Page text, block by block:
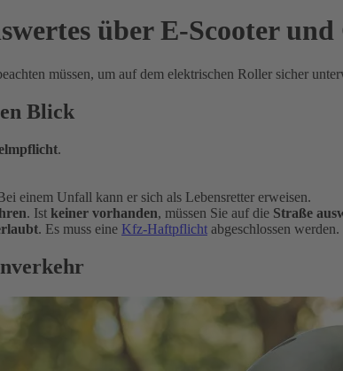
über E-Scooter und
müssen, um auf dem elektrischen Roller sicher
Blick
.
einem Unfall kann er sich als Lebensretter erweisen.
. Ist keiner vorhanden, müssen Sie auf die Straße
. Es muss eine Kfz-Haftpflicht abgeschlossen werden.